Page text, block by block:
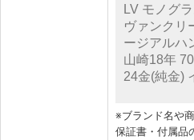
※ブランド名や
保証書・付属品